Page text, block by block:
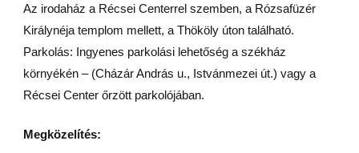
Az irodaház a Récsei Centerrel szemben, a Rózsafüzér
Királynéja templom mellett, a Thököly úton található.
Parkolás: Ingyenes parkolási lehetőség a székház
környékén – (Cházár András u., Istvánmezei út.) vagy a
Récsei Center őrzött parkolójában.
Megközelítés: